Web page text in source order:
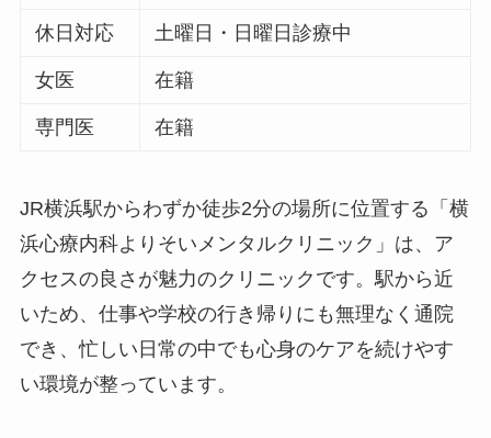
休日対応 土曜日・日曜日診療中
女医 在籍
専門医 在籍
JR横浜駅からわずか徒歩2分の場所に位置する「横
浜心療内科よりそいメンタルクリニック」は、ア
クセスの良さが魅力のクリニックです。駅から近
いため、仕事や学校の行き帰りにも無理なく通院
でき、忙しい日常の中でも心身のケアを続けやす
い環境が整っています。